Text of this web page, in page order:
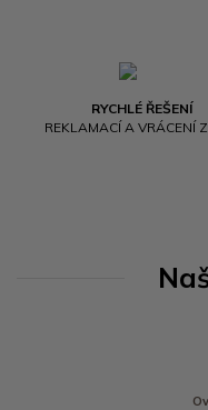
RYCHLÉ ŘEŠENÍ
REKLAMACÍ A VRÁCENÍ